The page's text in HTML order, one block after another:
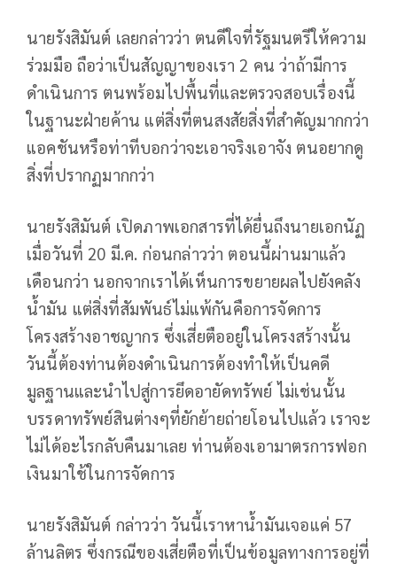
นายรังสิมันต์ เลยกล่าวว่า ตนดีใจที่รัฐมนตรีให้ความ
ร่วมมือ ถือว่าเป็นสัญญาของเรา 2 คน ว่าถ้ามีการ
ดำเนินการ ตนพร้อมไปพื้นที่และตรวจสอบเรื่องนี้
ในฐานะฝ่ายค้าน แต่สิ่งที่ตนสงสัยสิ่งที่สำคัญมากกว่า
แอคชันหรือท่าทีบอกว่าจะเอาจริงเอาจัง ตนอยากดู
สิ่งที่ปรากฏมากกว่า
นายรังสิมันต์ เปิดภาพเอกสารที่ได้ยื่นถึงนายเอกนัฏ
เมื่อวันที่ 20 มี.ค. ก่อนกล่าวว่า ตอนนี้ผ่านมาแล้ว
เดือนกว่า นอกจากเราได้เห็นการขยายผลไปยังคลัง
น้ำมัน แต่สิ่งที่สัมพันธ์ไม่แพ้กันคือการจัดการ
โครงสร้างอาชญากร ซึ่งเสี่ยตืออยู่ในโครงสร้างนั้น
วันนี้ต้องท่านต้องดำเนินการต้องทำให้เป็นคดี
มูลฐานและนำไปสู่การยึดอายัดทรัพย์ ไม่เช่นนั้น
บรรดาทรัพย์สินต่างๆที่ยักย้ายถ่ายโอนไปแล้ว เราจะ
ไม่ได้อะไรกลับคืนมาเลย ท่านต้องเอามาตรการฟอก
เงินมาใช้ในการจัดการ
นายรังสิมันต์ กล่าวว่า วันนี้เราหาน้ำมันเจอแค่ 57
ล้านลิตร ซึ่งกรณีของเสี่ยตือที่เป็นข้อมูลทางการอยู่ที่